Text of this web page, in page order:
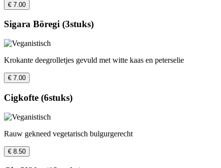
€ 7.00
Sigara Böregi (3stuks)
Krokante deegrolletjes gevuld met witte kaas en peterselie
€ 7.00
Cigkofte (6stuks)
Rauw gekneed vegetarisch bulgurgerecht
€ 8.50